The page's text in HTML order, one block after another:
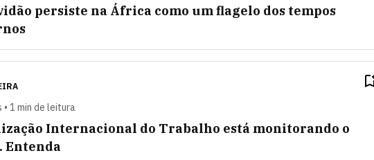
persiste na África como um flagelo dos tempos
• 1 min de leitura
Internacional do Trabalho está monitorando o
Entenda